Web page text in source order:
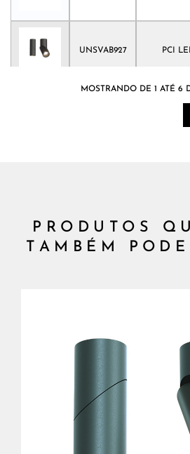
UNSVAB927 PCI
MOSTRANDO DE 1 ATÉ 6
PRODUTOS
TAMBÉM